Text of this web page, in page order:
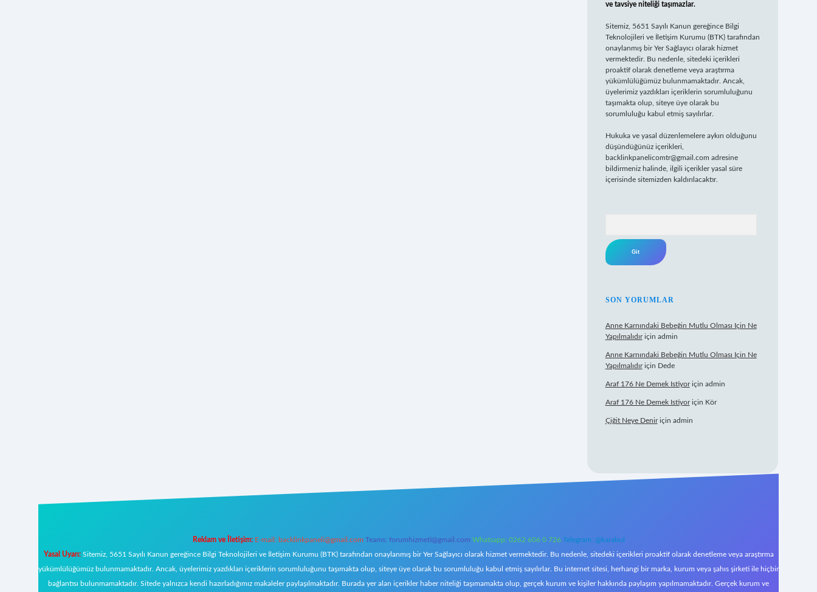
ve tavsiye niteliği taşımazlar.
Sitemiz, 5651 Sayılı Kanun gereğince Bilgi
Teknolojileri ve İletişim Kurumu (BTK) tarafından
onaylanmış bir Yer Sağlayıcı olarak hizmet
vermektedir. Bu nedenle, sitedeki içerikleri
proaktif olarak denetleme veya araştırma
yükümlülüğümüz bulunmamaktadır. Ancak,
üyelerimiz yazdıkları içeriklerin sorumluluğunu
taşımakta olup, siteye üye olarak bu
sorumluluğu kabul etmiş sayılırlar.
Hukuka ve yasal düzenlemelere aykırı olduğunu
düşündüğünüz içerikleri,
backlinkpanelicomtr@gmail.com adresine
bildirmeniz halinde, ilgili içerikler yasal süre
içerisinde sitemizden kaldırılacaktır.
SON YORUMLAR
Anne Karnındaki Bebeğin Mutlu Olması Için Ne
Yapılmalıdıriçin admin
Anne Karnındaki Bebeğin Mutlu Olması Için Ne
Yapılmalıdıriçin Dede
Araf 176 Ne Demek Istiyoriçin admin
Araf 176 Ne Demek Istiyoriçin Kör
Çiğit Neye Deniriçin admin
Reklam ve İletişim: E-mail: backlinkpaneli@gmail.com Teams: forumhizmeti@gmail.com Whatsapp: 0262 606 0 726 Telegram: @karabul
Yasal Uyarı:Sitemiz, 5651 Sayılı Kanun gereğince Bilgi Teknolojileri ve İletişim Kurumu (BTK) tarafından onaylanmış bir Yer Sağlayıcı olarak hizmet vermektedir. Bu nedenle, sitedeki içerikleri proaktif olarak denetleme veya araştırma
yükümlülüğümüz bulunmamaktadır. Ancak, üyelerimiz yazdıkları içeriklerin sorumluluğunu taşımakta olup, siteye üye olarak bu sorumluluğu kabul etmiş sayılırlar. Bu internet sitesi, herhangi bir marka, kurum veya şahıs şirketi ile hiçbir
bağlantısı bulunmamaktadır. Sitede yalnızca kendi hazırladığımız makaleler paylaşılmaktadır. Burada yer alan içerikler haber niteliği taşımamakta olup, gerçek kurum ve kişiler hakkında paylaşım yapılmamaktadır. Gerçek kurum ve